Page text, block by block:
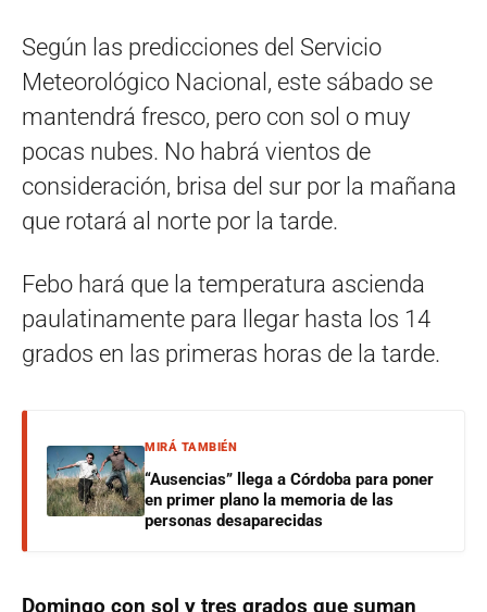
Según las predicciones del Servicio
Meteorológico Nacional, este sábado se
mantendrá fresco, pero con sol o muy
pocas nubes. No habrá vientos de
consideración, brisa del sur por la mañana
que rotará al norte por la tarde.
Febo hará que la temperatura ascienda
paulatinamente para llegar hasta los 14
grados en las primeras horas de la tarde.
MIRÁ TAMBIÉN
“Ausencias” llega a Córdoba para poner
en primer plano la memoria de las
personas desaparecidas
Domingo con sol y tres grados que suman